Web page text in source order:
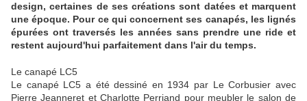
design, certaines de ses créations sont datées et marquent
une époque. Pour ce qui concernent ses canapés, les lignés
épurées ont traversés les années sans prendre une ride et
restent aujourd'hui parfaitement dans l'air du temps.
Le canapé LC5
Le canapé LC5 a été dessiné en 1934 par Le Corbusier avec
Pierre Jeanneret et Charlotte Perriand pour meubler le salon de